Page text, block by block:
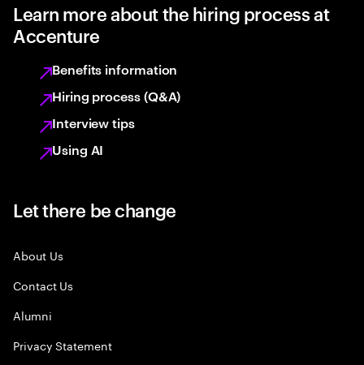
Learn more about the hiring process at
Accenture
Benefits information
Hiring process (Q&A)
Interview tips
Using AI
Let there be change
About Us
Contact Us
Alumni
Privacy Statement